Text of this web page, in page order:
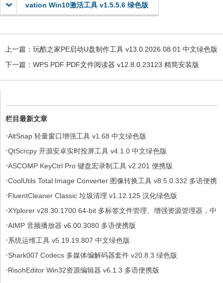
vation Win10激活工具 v1.5.5.6 绿色版
上一篇： 玩酷之家PE启动U盘制作工具 v13.0.2026.08.01 中文绿色版
下一篇： WPS PDF PDF文件阅读器 v12.8.0.23123 精简安装版
栏目最新文章
·AltSnap 轻量窗口增强工具 v1.68 中文绿色版
·QtScrcpy 开源安卓实时投屏工具 v4.1.0 中文绿色版
·ASCOMP KeyCtrl Pro 键盘宏录制工具 v2.201 便携版
·CoolUtils Total Image Converter 图像转换工具 v8.5.0.332 多语便携
版
·FluentCleaner Classic 垃圾清理 v1.12.125 汉化绿色版
·XYplorer v28.30.1700 64-bit 多标签文件管理、增强资源管理器，中
文绿色便携版
·AIMP 音频播放器 v6.00.3080 多语便携版
·系统运维工具 v5.19.19.807 中文绿色版
·Shark007 Codecs 多媒体编解码器套件 v20.8.3 绿色版
·RisohEditor Win32资源编辑器 v6.1.3 多语便携版